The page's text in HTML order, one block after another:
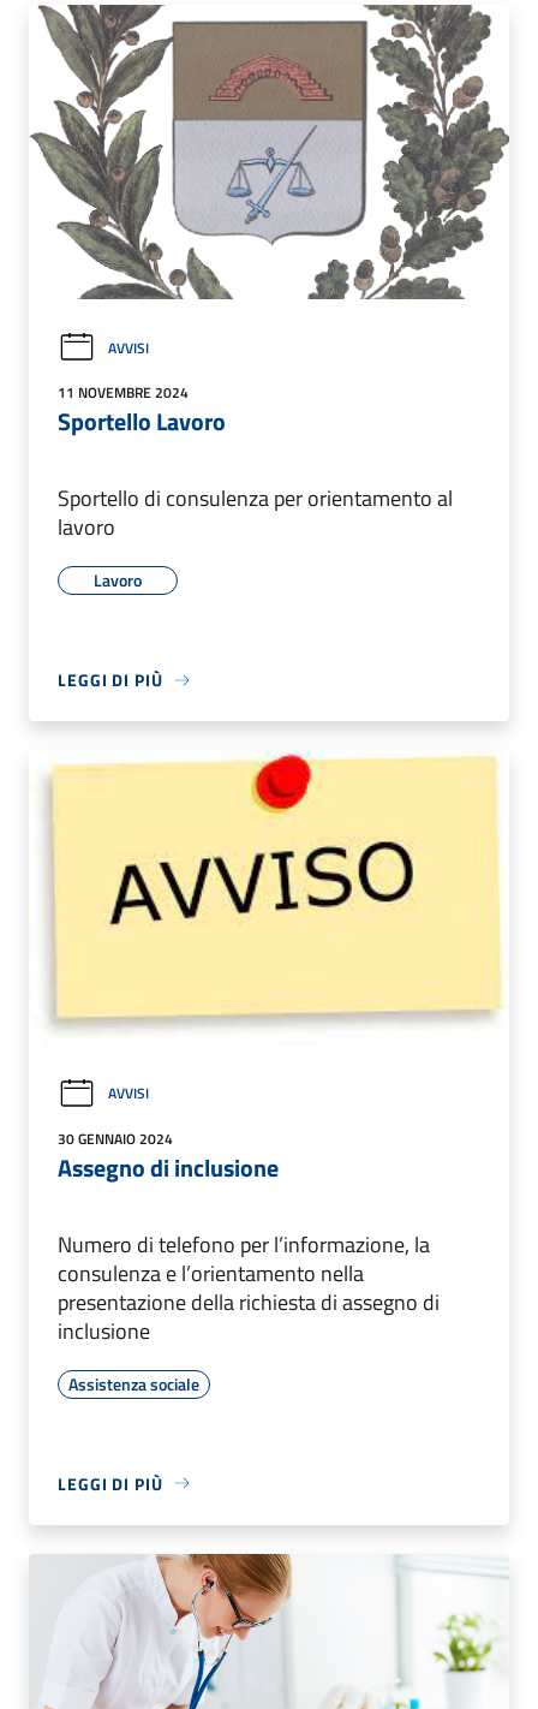
AVVISI
11 NOVEMBRE 2024
Sportello Lavoro
Sportello di consulenza per orientamento al
lavoro
Lavoro
LEGGI DI PIÙ
AVVISI
30 GENNAIO 2024
Assegno di inclusione
Numero di telefono per l’informazione, la
consulenza e l’orientamento nella
presentazione della richiesta di assegno di
inclusione
Assistenza sociale
LEGGI DI PIÙ